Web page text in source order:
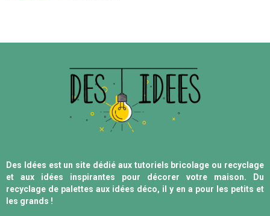
Des Idées est un site dédié aux tutoriels bricolage ou recyclage
et aux idées inspirantes pour décorer votre maison. Du
recyclage de palettes aux idées déco, il y en a pour les petits et
les grands !